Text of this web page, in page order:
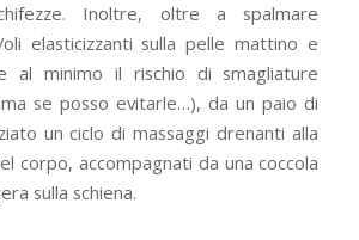
Inoltre, oltre a spalmare
elasticizzanti sulla pelle mattino e
al minimo il rischio di smagliature
se posso evitarle…), da un paio di
un ciclo di massaggi drenanti alla
corpo, accompagnati da una coccola
sulla schiena.